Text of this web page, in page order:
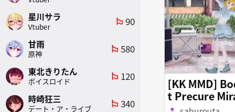
[KK MMD]
t Precure
(Maho Girls
星川サラ
Vtuber
emoji_flags 90
甘雨
原神
emoji_flags 580
東北きりたん
ボイスロイド
emoji_flags 120
時崎狂三
デート・ア・ライブ
emoji_flags 340